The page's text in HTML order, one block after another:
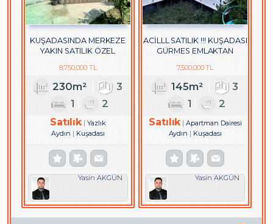
KUŞADASINDA MERKEZE
YAKIN SATILIK ÖZEL
8,750,000 TL
230m²
3
1
2
Satılık
Yazlık
Aydın
Kuşadası
Yasin AKGÜN
ACİLLL SATILIK !!! KUŞADASI
GÜRMES EMLAKTAN
DAİRE
7,500,000 TL
145m²
3
1
2
Satılık
Apartman Dairesi
Aydın
Kuşadası
Yasin AKGÜN